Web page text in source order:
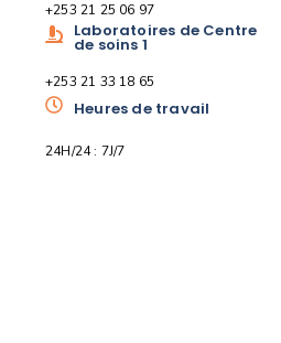
+253 21 25 06 97
Laboratoires de Centre
de soins 1
+253 21 33 18 65
Heures de travail
24H/24 : 7J/7